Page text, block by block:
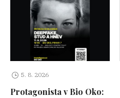
5. 8. 2026
Protagonista v Bio Oko: